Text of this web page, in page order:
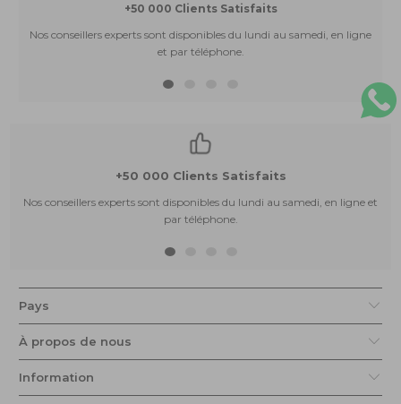
+50 000 Clients Satisfaits
Nos conseillers experts sont disponibles du lundi au samedi, en ligne
et par téléphone.
+50 000 Clients Satisfaits
Nos conseillers experts sont disponibles du lundi au samedi, en ligne et
par téléphone.
Pays
À propos de nous
Information